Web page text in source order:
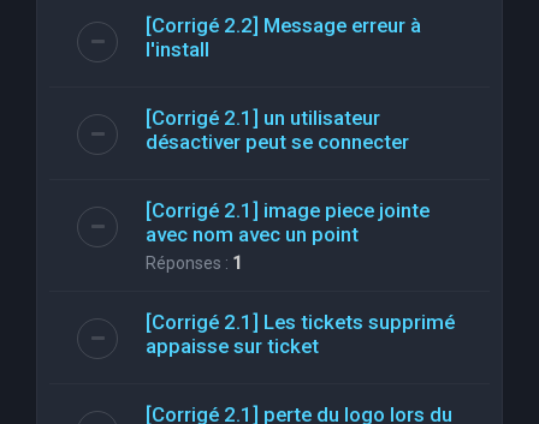
[Corrigé 2.2] Message erreur à
l'install
[Corrigé 2.1] un utilisateur
désactiver peut se connecter
[Corrigé 2.1] image piece jointe
avec nom avec un point
Réponses : 1
[Corrigé 2.1] Les tickets supprimé
appaisse sur ticket
[Corrigé 2.1] perte du logo lors du